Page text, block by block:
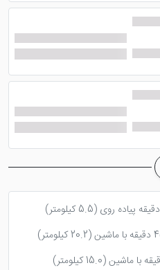
این هتل پایتخت با
خوشمزه، باعث شده تا رضایت
رستوران را جلب نماید.
از بهترین هتل‌ های ارزان
اقامت‌های درون شهری، برای
هتل امیر تهران از دیگر
اقامتی ارزان را برای شما
یک هتل بهتر با کیفیت بالا
سیمرغ تهران است.
(5.5 کیلومتر)
(20.2 کیلومتر)
(15.0 کیلومتر)